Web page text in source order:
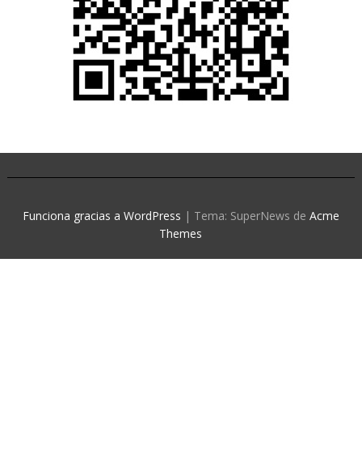
Funciona gracias a WordPress | Tema: SuperNews de Acme
Themes